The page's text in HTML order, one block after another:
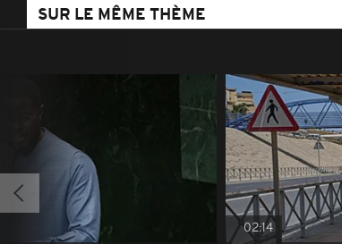
SUR LE MÊME THÈME
02:14